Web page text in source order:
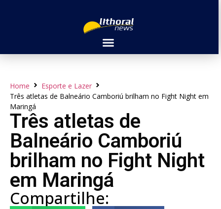
Home
Esporte e Lazer
Três atletas de Balneário Camboriú brilham no Fight Night em
Maringá
Três atletas de
Balneário Camboriú
brilham no Fight Night
em Maringá
Compartilhe: